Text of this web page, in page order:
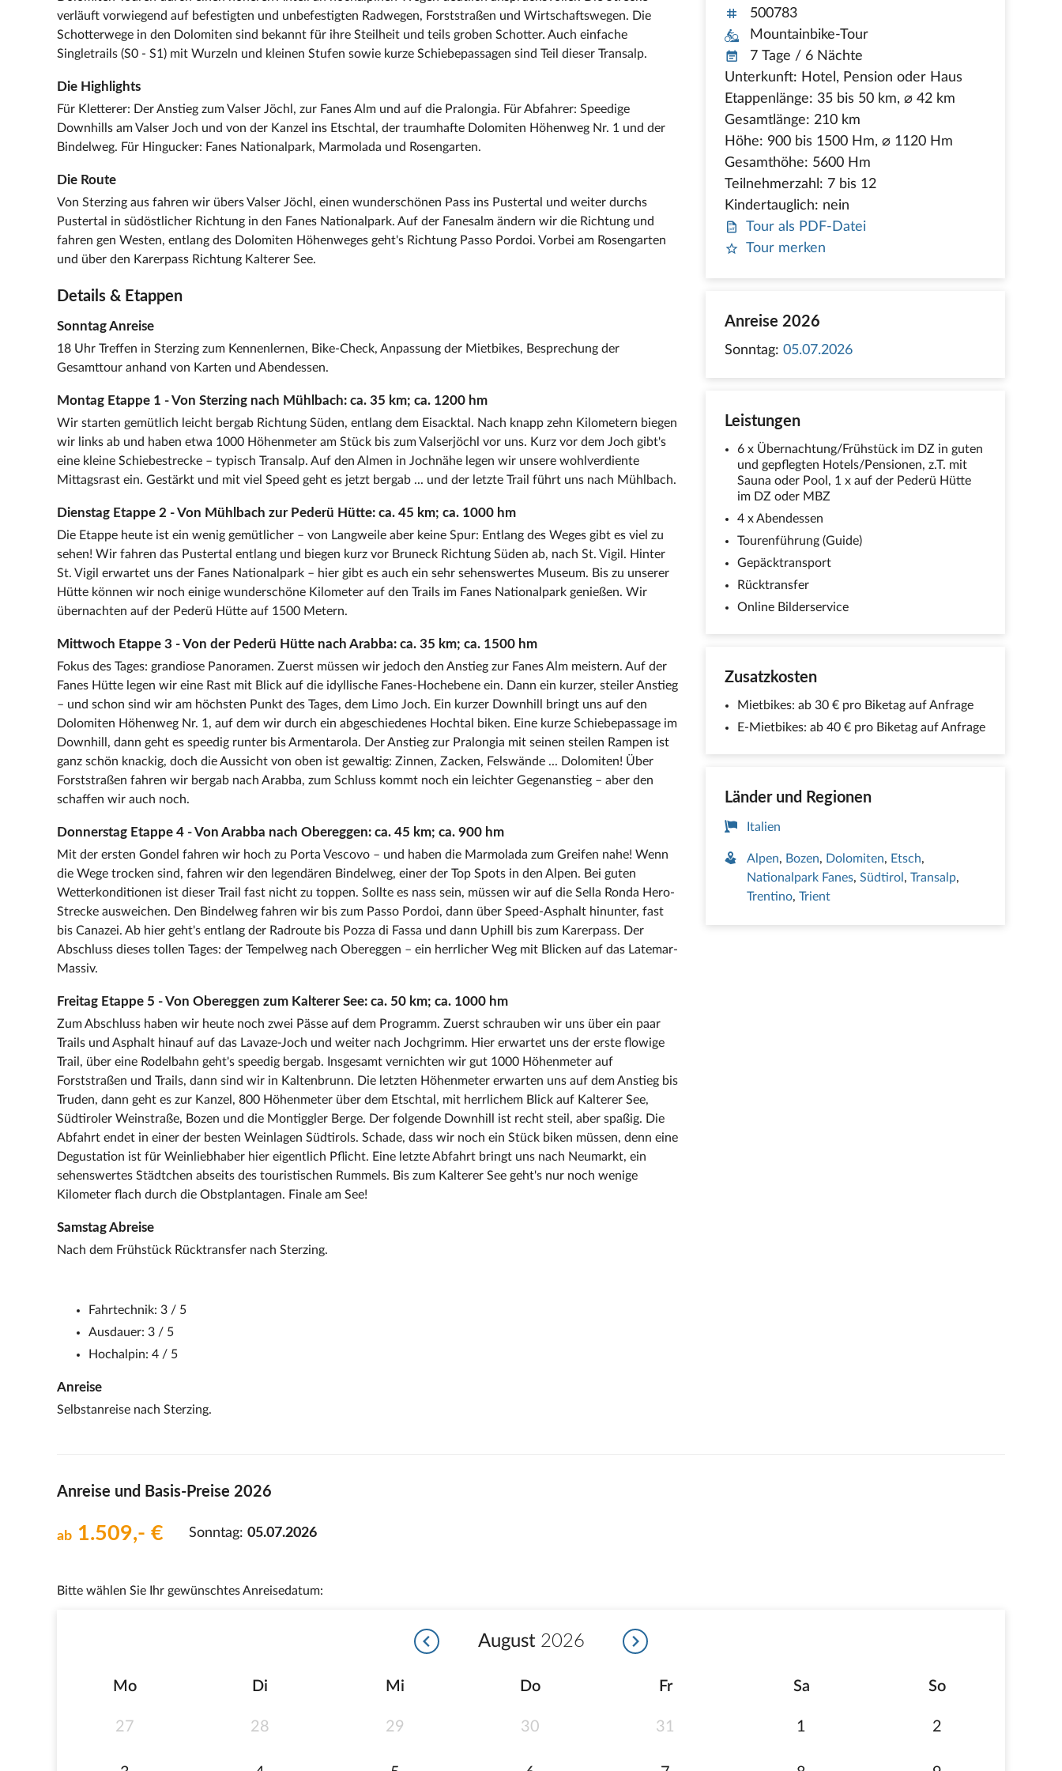
verläuft vorwiegend auf befestigten und unbefestigten Radwegen, Forststraßen und Wirtschaftswegen. Die
Schotterwege in den Dolomiten sind bekannt für ihre Steilheit und teils groben Schotter. Auch einfache
Singletrails (S0 - S1) mit Wurzeln und kleinen Stufen sowie kurze Schiebepassagen sind Teil dieser Transalp.
Die Highlights
Für Kletterer: Der Anstieg zum Valser Jöchl, zur Fanes Alm und auf die Pralongia. Für Abfahrer: Speedige
Downhills am Valser Joch und von der Kanzel ins Etschtal, der traumhafte Dolomiten Höhenweg Nr. 1 und der
Bindelweg. Für Hingucker: Fanes Nationalpark, Marmolada und Rosengarten.
Die Route
Von Sterzing aus fahren wir übers Valser Jöchl, einen wunderschönen Pass ins Pustertal und weiter durchs
Pustertal in südöstlicher Richtung in den Fanes Nationalpark. Auf der Fanesalm ändern wir die Richtung und
fahren gen Westen, entlang des Dolomiten Höhenweges geht's Richtung Passo Pordoi. Vorbei am Rosengarten
und über den Karerpass Richtung Kalterer See.
Details & Etappen
Sonntag Anreise
18 Uhr Treffen in Sterzing zum Kennenlernen, Bike-Check, Anpassung der Mietbikes, Besprechung der
Gesamttour anhand von Karten und Abendessen.
Montag Etappe 1 - Von Sterzing nach Mühlbach: ca. 35 km; ca. 1200 hm
Wir starten gemütlich leicht bergab Richtung Süden, entlang dem Eisacktal. Nach knapp zehn Kilometern biegen
wir links ab und haben etwa 1000 Höhenmeter am Stück bis zum Valserjöchl vor uns. Kurz vor dem Joch gibt's
eine kleine Schiebestrecke – typisch Transalp. Auf den Almen in Jochnähe legen wir unsere wohlverdiente
Mittagsrast ein. Gestärkt und mit viel Speed geht es jetzt bergab ... und der letzte Trail führt uns nach Mühlbach.
Dienstag Etappe 2 - Von Mühlbach zur Pederü Hütte: ca. 45 km; ca. 1000 hm
Die Etappe heute ist ein wenig gemütlicher – von Langweile aber keine Spur: Entlang des Weges gibt es viel zu
sehen! Wir fahren das Pustertal entlang und biegen kurz vor Bruneck Richtung Süden ab, nach St. Vigil. Hinter
St. Vigil erwartet uns der Fanes Nationalpark – hier gibt es auch ein sehr sehenswertes Museum. Bis zu unserer
Hütte können wir noch einige wunderschöne Kilometer auf den Trails im Fanes Nationalpark genießen. Wir
übernachten auf der Pederü Hütte auf 1500 Metern.
Mittwoch Etappe 3 - Von der Pederü Hütte nach Arabba: ca. 35 km; ca. 1500 hm
Fokus des Tages: grandiose Panoramen. Zuerst müssen wir jedoch den Anstieg zur Fanes Alm meistern. Auf der
Fanes Hütte legen wir eine Rast mit Blick auf die idyllische Fanes-Hochebene ein. Dann ein kurzer, steiler Anstieg
– und schon sind wir am höchsten Punkt des Tages, dem Limo Joch. Ein kurzer Downhill bringt uns auf den
Dolomiten Höhenweg Nr. 1, auf dem wir durch ein abgeschiedenes Hochtal biken. Eine kurze Schiebepassage im
Downhill, dann geht es speedig runter bis Armentarola. Der Anstieg zur Pralongia mit seinen steilen Rampen ist
ganz schön knackig, doch die Aussicht von oben ist gewaltig: Zinnen, Zacken, Felswände ... Dolomiten! Über
Forststraßen fahren wir bergab nach Arabba, zum Schluss kommt noch ein leichter Gegenanstieg – aber den
schaffen wir auch noch.
Donnerstag Etappe 4 - Von Arabba nach Obereggen: ca. 45 km; ca. 900 hm
Mit der ersten Gondel fahren wir hoch zu Porta Vescovo – und haben die Marmolada zum Greifen nahe! Wenn
die Wege trocken sind, fahren wir den legendären Bindelweg, einer der Top Spots in den Alpen. Bei guten
Wetterkonditionen ist dieser Trail fast nicht zu toppen. Sollte es nass sein, müssen wir auf die Sella Ronda Hero-
Strecke ausweichen. Den Bindelweg fahren wir bis zum Passo Pordoi, dann über Speed-Asphalt hinunter, fast
bis Canazei. Ab hier geht's entlang der Radroute bis Pozza di Fassa und dann Uphill bis zum Karerpass. Der
Abschluss dieses tollen Tages: der Tempelweg nach Obereggen – ein herrlicher Weg mit Blicken auf das Latemar-
Massiv.
Freitag Etappe 5 - Von Obereggen zum Kalterer See: ca. 50 km; ca. 1000 hm
Zum Abschluss haben wir heute noch zwei Pässe auf dem Programm. Zuerst schrauben wir uns über ein paar
Trails und Asphalt hinauf auf das Lavaze-Joch und weiter nach Jochgrimm. Hier erwartet uns der erste flowige
Trail, über eine Rodelbahn geht's speedig bergab. Insgesamt vernichten wir gut 1000 Höhenmeter auf
Forststraßen und Trails, dann sind wir in Kaltenbrunn. Die letzten Höhenmeter erwarten uns auf dem Anstieg bis
Truden, dann geht es zur Kanzel, 800 Höhenmeter über dem Etschtal, mit herrlichem Blick auf Kalterer See,
Südtiroler Weinstraße, Bozen und die Montiggler Berge. Der folgende Downhill ist recht steil, aber spaßig. Die
Abfahrt endet in einer der besten Weinlagen Südtirols. Schade, dass wir noch ein Stück biken müssen, denn eine
Degustation ist für Weinliebhaber hier eigentlich Pflicht. Eine letzte Abfahrt bringt uns nach Neumarkt, ein
sehenswertes Städtchen abseits des touristischen Rummels. Bis zum Kalterer See geht's nur noch wenige
Kilometer flach durch die Obstplantagen. Finale am See!
Samstag Abreise
Nach dem Frühstück Rücktransfer nach Sterzing.
Fahrtechnik: 3 / 5
Ausdauer: 3 / 5
Hochalpin: 4 / 5
Anreise
Selbstanreise nach Sterzing.
500783
Mountainbike-Tour
7 Tage / 6 Nächte
Unterkunft: Hotel, Pension oder Haus
Etappenlänge: 35 bis 50 km, ⌀ 42 km
Gesamtlänge: 210 km
Höhe: 900 bis 1500 Hm, ⌀ 1120 Hm
Gesamthöhe: 5600 Hm
Teilnehmerzahl: 7 bis 12
Kindertauglich: nein
Tour als PDF-Datei
Tour merken
Anreise 2026
Sonntag:05.07.2026
Leistungen
6 x Übernachtung/Frühstück im DZ in guten
und gepflegten Hotels/Pensionen, z.T. mit
Sauna oder Pool, 1 x auf der Pederü Hütte
im DZ oder MBZ
4 x Abendessen
Tourenführung (Guide)
Gepäcktransport
Rücktransfer
Online Bilderservice
Zusatzkosten
Mietbikes: ab 30 € pro Biketag auf Anfrage
E-Mietbikes: ab 40 € pro Biketag auf Anfrage
Länder und Regionen
Italien
Alpen Bozen Dolomiten
Etsch
Nationalpark Fanes Südtirol Transalp
Trentino Trient
Anreise und Basis-Preise 2026
ab 1.509,- € Sonntag: 05.07.2026
Bitte wählen Sie Ihr gewünschtes Anreisedatum:
August 2026
Mo Di Mi Do Fr Sa So
27 28 29 30 31 1 2